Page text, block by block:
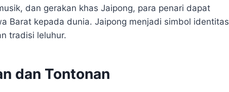
dan gerakan khas Jaipong, para penari dapat
Barat kepada dunia. Jaipong menjadi simbol identitas
tradisi leluhur.
dan Tontonan